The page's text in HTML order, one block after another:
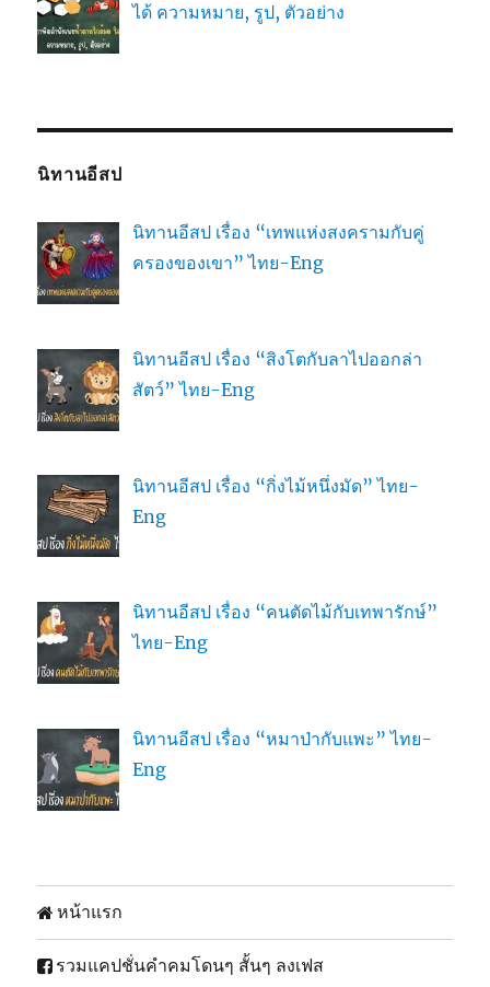
ได้ ความหมาย, รูป, ตัวอย่าง
นิทานอีสป
นิทานอีสป เรื่อง “เทพแห่งสงครามกับคู่
ครองของเขา” ไทย-Eng
นิทานอีสป เรื่อง “สิงโตกับลาไปออกล่า
สัตว์” ไทย-Eng
นิทานอีสป เรื่อง “กิ่งไม้หนึ่งมัด” ไทย-
Eng
นิทานอีสป เรื่อง “คนตัดไม้กับเทพารักษ์”
ไทย-Eng
นิทานอีสป เรื่อง “หมาป่ากับแพะ” ไทย-
Eng
หน้าแรก
รวมแคปชั่นคำคมโดนๆ สั้นๆ ลงเฟส